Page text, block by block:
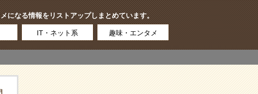
になる情報をリストアップしまとめています。
IT・ネット系 趣味・エンタメ